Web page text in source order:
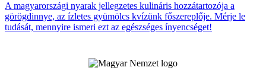
A magyarországi nyarak jellegzetes kulináris hozzátartozója a
görögdinnye, az ízletes gyümölcs kvízünk főszereplője. Mérje le
tudását, mennyire ismeri ezt az egészséges ínyencséget!